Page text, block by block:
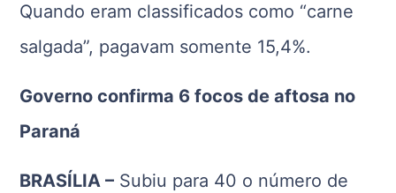
Quando eram classificados como “carne
salgada”, pagavam somente 15,4%.
Governo confirma 6 focos de aftosa no
Paraná
BRASÍLIA – Subiu para 40 o número de